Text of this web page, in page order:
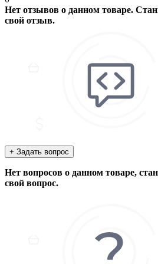
Нет отзывов о данном товаре.
свой отзыв.
+ Задать вопрос
Нет вопросов о данном товаре,
свой вопрос.